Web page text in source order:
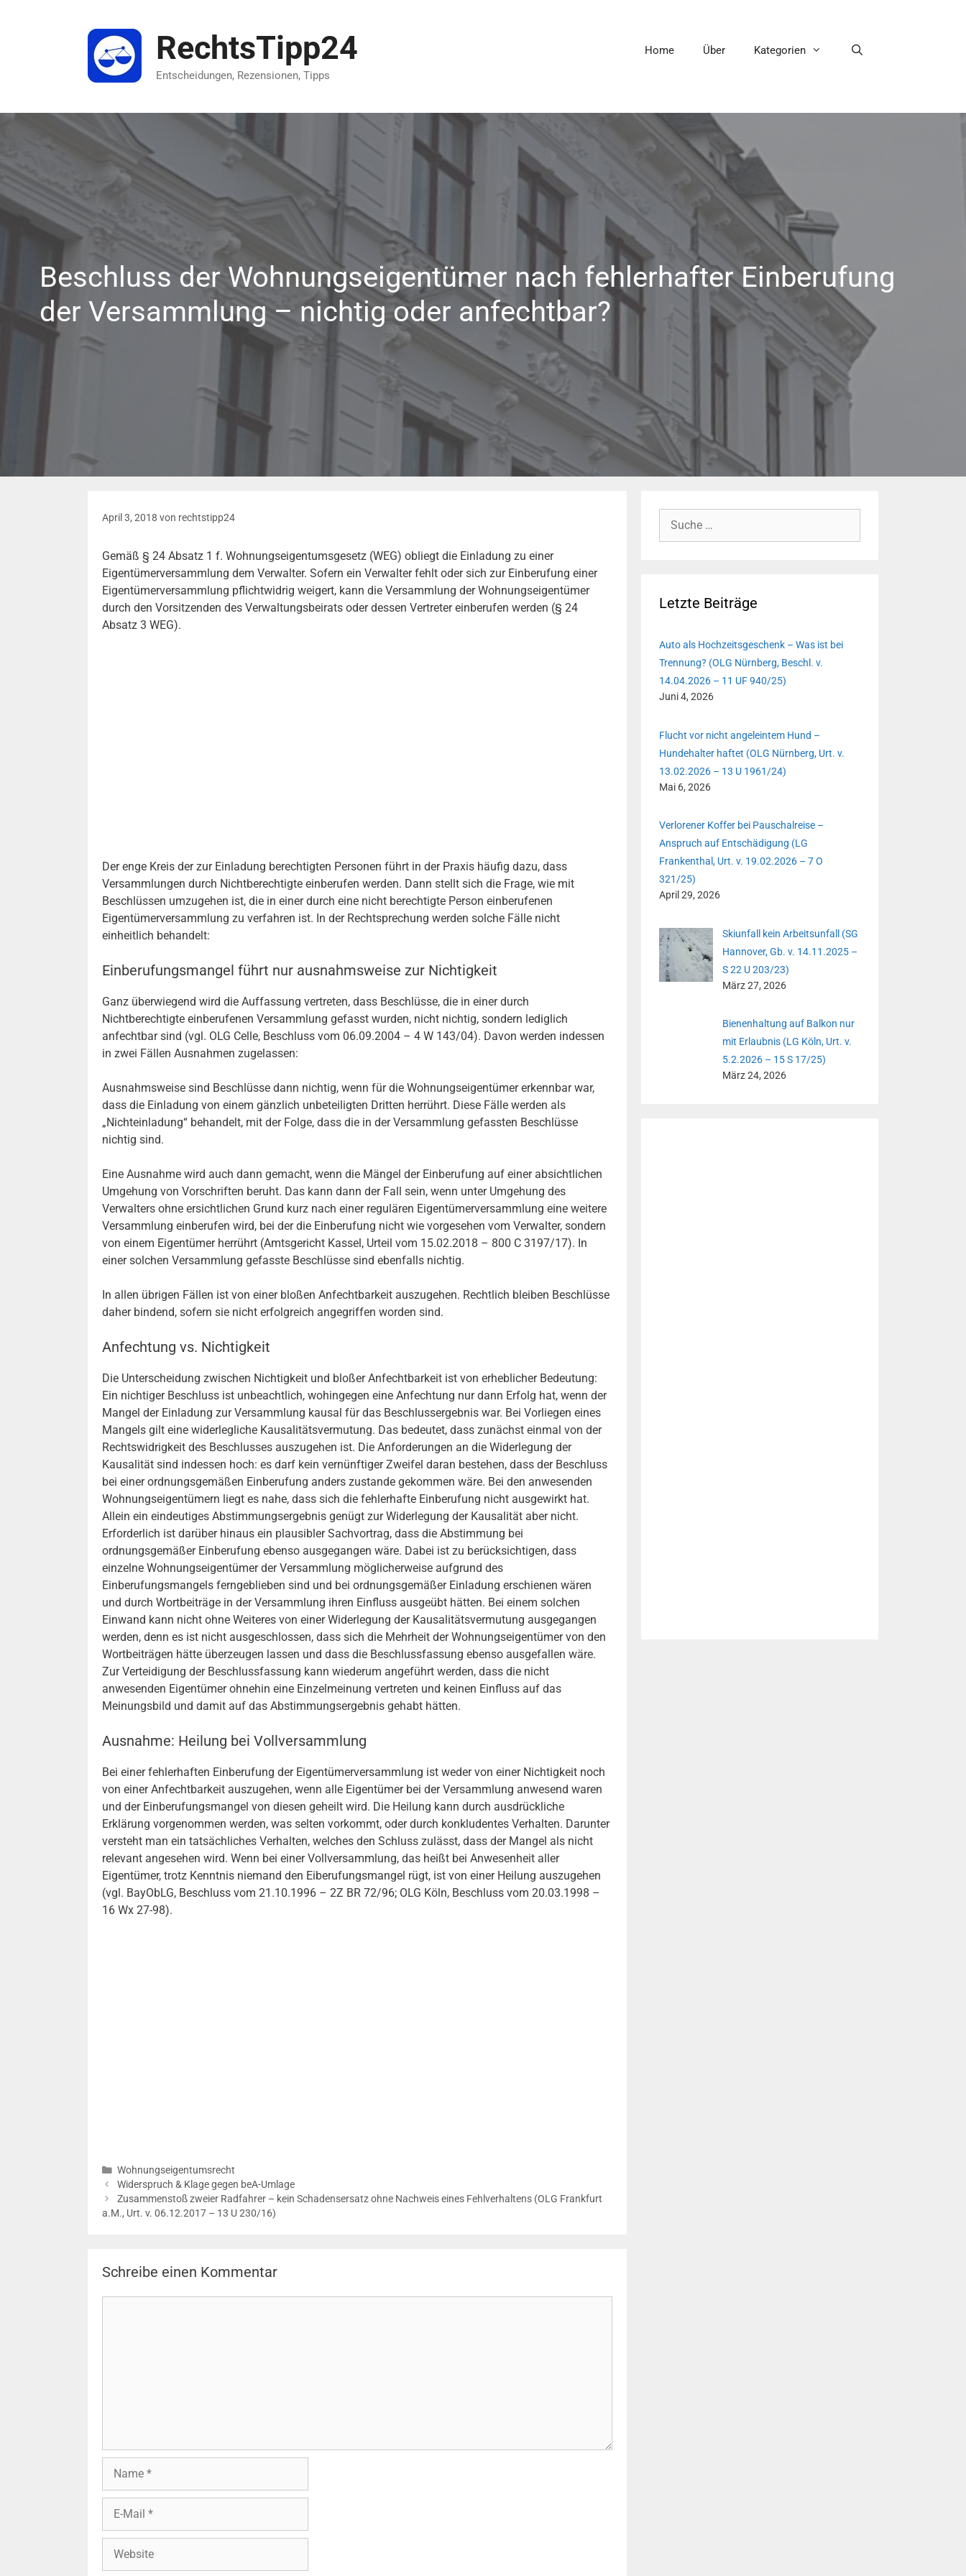
RechtsTipp24
Entscheidungen, Rezensionen, Tipps
Home Über Kategorien
Beschluss der Wohnungseigentümer nach fehlerhafter Einberufung
der Versammlung – nichtig oder anfechtbar?
April 3, 2018 von rechtstipp24
Gemäß § 24 Absatz 1 f. Wohnungseigentumsgesetz (WEG) obliegt die Einladung zu einer
Eigentümerversammlung dem Verwalter. Sofern ein Verwalter fehlt oder sich zur Einberufung einer
Eigentümerversammlung pflichtwidrig weigert, kann die Versammlung der Wohnungseigentümer
durch den Vorsitzenden des Verwaltungsbeirats oder dessen Vertreter einberufen werden (§ 24
Absatz 3 WEG).
Der enge Kreis der zur Einladung berechtigten Personen führt in der Praxis häufig dazu, dass
Versammlungen durch Nichtberechtigte einberufen werden. Dann stellt sich die Frage, wie mit
Beschlüssen umzugehen ist, die in einer durch eine nicht berechtigte Person einberufenen
Eigentümerversammlung zu verfahren ist. In der Rechtsprechung werden solche Fälle nicht
einheitlich behandelt:
Einberufungsmangel führt nur ausnahmsweise zur Nichtigkeit
Ganz überwiegend wird die Auffassung vertreten, dass Beschlüsse, die in einer durch
Nichtberechtigte einberufenen Versammlung gefasst wurden, nicht nichtig, sondern lediglich
anfechtbar sind (vgl. OLG Celle, Beschluss vom 06.09.2004 – 4 W 143/04). Davon werden indessen
in zwei Fällen Ausnahmen zugelassen:
Ausnahmsweise sind Beschlüsse dann nichtig, wenn für die Wohnungseigentümer erkennbar war,
dass die Einladung von einem gänzlich unbeteiligten Dritten herrührt. Diese Fälle werden als
„Nichteinladung“ behandelt, mit der Folge, dass die in der Versammlung gefassten Beschlüsse
nichtig sind.
Eine Ausnahme wird auch dann gemacht, wenn die Mängel der Einberufung auf einer absichtlichen
Umgehung von Vorschriften beruht. Das kann dann der Fall sein, wenn unter Umgehung des
Verwalters ohne ersichtlichen Grund kurz nach einer regulären Eigentümerversammlung eine weitere
Versammlung einberufen wird, bei der die Einberufung nicht wie vorgesehen vom Verwalter, sondern
von einem Eigentümer herrührt (Amtsgericht Kassel, Urteil vom 15.02.2018 – 800 C 3197/17). In
einer solchen Versammlung gefasste Beschlüsse sind ebenfalls nichtig.
In allen übrigen Fällen ist von einer bloßen Anfechtbarkeit auszugehen. Rechtlich bleiben Beschlüsse
daher bindend, sofern sie nicht erfolgreich angegriffen worden sind.
Anfechtung vs. Nichtigkeit
Die Unterscheidung zwischen Nichtigkeit und bloßer Anfechtbarkeit ist von erheblicher Bedeutung:
Ein nichtiger Beschluss ist unbeachtlich, wohingegen eine Anfechtung nur dann Erfolg hat, wenn der
Mangel der Einladung zur Versammlung kausal für das Beschlussergebnis war. Bei Vorliegen eines
Mangels gilt eine widerlegliche Kausalitätsvermutung. Das bedeutet, dass zunächst einmal von der
Rechtswidrigkeit des Beschlusses auszugehen ist. Die Anforderungen an die Widerlegung der
Kausalität sind indessen hoch: es darf kein vernünftiger Zweifel daran bestehen, dass der Beschluss
bei einer ordnungsgemäßen Einberufung anders zustande gekommen wäre. Bei den anwesenden
Wohnungseigentümern liegt es nahe, dass sich die fehlerhafte Einberufung nicht ausgewirkt hat.
Allein ein eindeutiges Abstimmungsergebnis genügt zur Widerlegung der Kausalität aber nicht.
Erforderlich ist darüber hinaus ein plausibler Sachvortrag, dass die Abstimmung bei
ordnungsgemäßer Einberufung ebenso ausgegangen wäre. Dabei ist zu berücksichtigen, dass
einzelne Wohnungseigentümer der Versammlung möglicherweise aufgrund des
Einberufungsmangels ferngeblieben sind und bei ordnungsgemäßer Einladung erschienen wären
und durch Wortbeiträge in der Versammlung ihren Einfluss ausgeübt hätten. Bei einem solchen
Einwand kann nicht ohne Weiteres von einer Widerlegung der Kausalitätsvermutung ausgegangen
werden, denn es ist nicht ausgeschlossen, dass sich die Mehrheit der Wohnungseigentümer von den
Wortbeiträgen hätte überzeugen lassen und dass die Beschlussfassung ebenso ausgefallen wäre.
Zur Verteidigung der Beschlussfassung kann wiederum angeführt werden, dass die nicht
anwesenden Eigentümer ohnehin eine Einzelmeinung vertreten und keinen Einfluss auf das
Meinungsbild und damit auf das Abstimmungsergebnis gehabt hätten.
Ausnahme: Heilung bei Vollversammlung
Bei einer fehlerhaften Einberufung der Eigentümerversammlung ist weder von einer Nichtigkeit noch
von einer Anfechtbarkeit auszugehen, wenn alle Eigentümer bei der Versammlung anwesend waren
und der Einberufungsmangel von diesen geheilt wird. Die Heilung kann durch ausdrückliche
Erklärung vorgenommen werden, was selten vorkommt, oder durch konkludentes Verhalten. Darunter
versteht man ein tatsächliches Verhalten, welches den Schluss zulässt, dass der Mangel als nicht
relevant angesehen wird. Wenn bei einer Vollversammlung, das heißt bei Anwesenheit aller
Eigentümer, trotz Kenntnis niemand den Eiberufungsmangel rügt, ist von einer Heilung auszugehen
(vgl. BayObLG, Beschluss vom 21.10.1996 – 2Z BR 72/96; OLG Köln, Beschluss vom 20.03.1998 –
16 Wx 27-98).
Kategorien
Wohnungseigentumsrecht
Beitrags-
Navigation
Widerspruch & Klage gegen beA-Umlage
Zusammenstoß zweier Radfahrer – kein Schadensersatz ohne Nachweis eines Fehlverhaltens (OLG Frankfurt
a.M., Urt. v. 06.12.2017 – 13 U 230/16)
Schreibe einen Kommentar
Mail
Suche
Letzte Beiträge
Auto als Hochzeitsgeschenk – Was ist bei
Trennung? (OLG Nürnberg, Beschl. v.
14.04.2026 – 11 UF 940/25)
Juni 4, 2026
Flucht vor nicht angeleintem Hund –
Hundehalter haftet (OLG Nürnberg, Urt. v.
13.02.2026 – 13 U 1961/24)
Mai 6, 2026
Verlorener Koffer bei Pauschalreise –
Anspruch auf Entschädigung (LG
Frankenthal, Urt. v. 19.02.2026 – 7 O
321/25)
April 29, 2026
Skiunfall kein Arbeitsunfall (SG
Hannover, Gb. v. 14.11.2025 –
S 22 U 203/23)
März 27, 2026
Bienenhaltung auf Balkon nur
mit Erlaubnis (LG Köln, Urt. v.
5.2.2026 – 15 S 17/25)
März 24, 2026